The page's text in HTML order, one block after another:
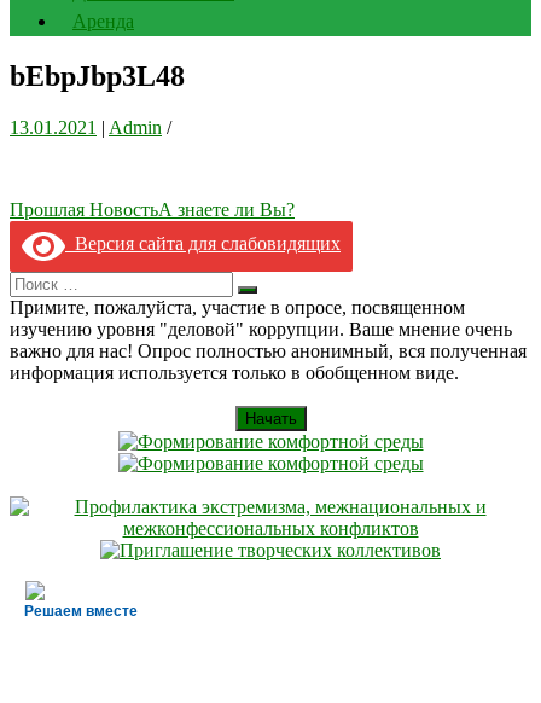
Аренда
bEbpJbp3L48
13.01.2021 | Admin /
Навигация
по
записям
Прошлая НовостьА знаете ли Вы?
Версия сайта для слабовидящих
Search
for:
Искать
Примите, пожалуйста, участие в опросе, посвященном
изучению уровня "деловой" коррупции. Ваше мнение очень
важно для нас! Опрос полностью анонимный, вся полученная
информация используется только в обобщенном виде.
Начать
Решаем вместе